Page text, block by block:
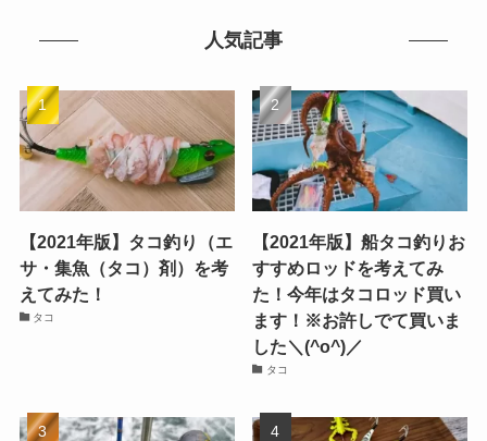
人気記事
【2021年版】タコ釣り（エ
サ・集魚（タコ）剤）を考
えてみた！
タコ
【2021年版】船タコ釣りお
すすめロッドを考えてみ
た！今年はタコロッド買い
ます！※お許しでて買いま
した＼(^o^)／
タコ